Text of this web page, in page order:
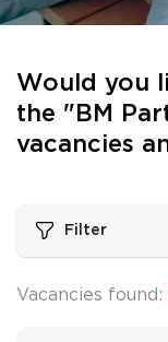
Would you
the "BM
vacancies
Filter
Vacancies found: